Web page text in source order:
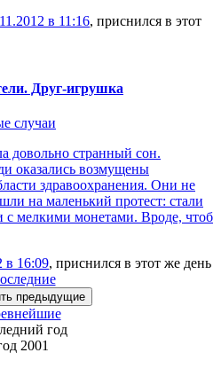
в 11:16, приснился в этот
Друг-игрушка
случаи
довольно странный сон.
оказались возмущены
здравоохранения. Они не
на маленький протест: стали
с мелкими монетами. Вроде, чтоб
в 16:09, приснился в этот же день
предыдущие
год
2001